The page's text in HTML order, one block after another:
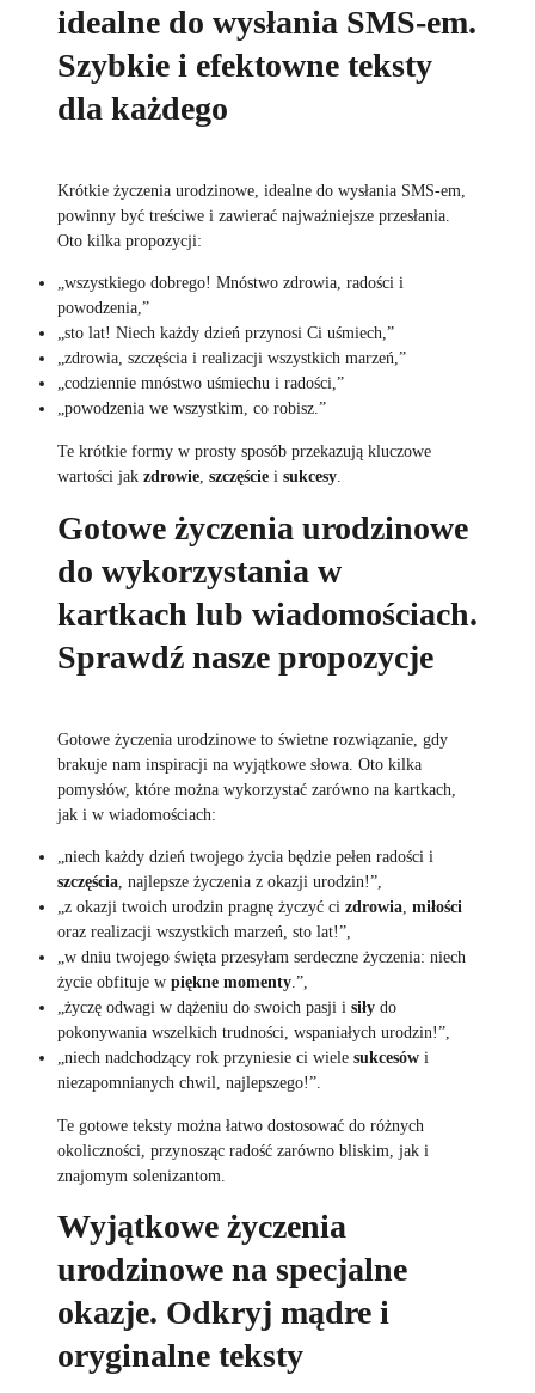
idealne do wysłania SMS-em.
Szybkie i efektowne teksty
dla każdego
Krótkie życzenia urodzinowe, idealne do wysłania SMS-em,
powinny być treściwe i zawierać najważniejsze przesłania.
Oto kilka propozycji:
„wszystkiego dobrego! Mnóstwo zdrowia, radości i
powodzenia,”
„sto lat! Niech każdy dzień przynosi Ci uśmiech,”
„zdrowia, szczęścia i realizacji wszystkich marzeń,”
„codziennie mnóstwo uśmiechu i radości,”
„powodzenia we wszystkim, co robisz.”
Te krótkie formy w prosty sposób przekazują kluczowe
wartości jak zdrowie, szczęście i sukcesy.
Gotowe życzenia urodzinowe
do wykorzystania w
kartkach lub wiadomościach.
Sprawdź nasze propozycje
Gotowe życzenia urodzinowe to świetne rozwiązanie, gdy
brakuje nam inspiracji na wyjątkowe słowa. Oto kilka
pomysłów, które można wykorzystać zarówno na kartkach,
jak i w wiadomościach:
„niech każdy dzień twojego życia będzie pełen radości i
szczęścia , najlepsze życzenia z okazji urodzin!”,
„z okazji twoich urodzin pragnę życzyć ci zdrowia miłości
oraz realizacji wszystkich marzeń, sto lat!”,
„w dniu twojego święta przesyłam serdeczne życzenia: niech
życie obfituje w piękne momenty .”,
„życzę odwagi w dążeniu do swoich pasji i siły do
pokonywania wszelkich trudności, wspaniałych urodzin!”,
„niech nadchodzący rok przyniesie ci wiele sukcesów i
niezapomnianych chwil, najlepszego!”.
Te gotowe teksty można łatwo dostosować do różnych
okoliczności, przynosząc radość zarówno bliskim, jak i
znajomym solenizantom.
Wyjątkowe życzenia
urodzinowe na specjalne
okazje. Odkryj mądre i
oryginalne teksty